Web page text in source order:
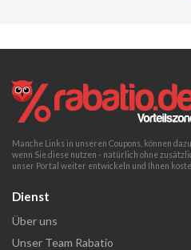
Manche Links in unseren Coupons, können
wenn Sie diese nutzen - natürlich ohne
unser Portal weiter entwickeln und Ihnen
Dienst
Über uns
Unser Team Rabatio